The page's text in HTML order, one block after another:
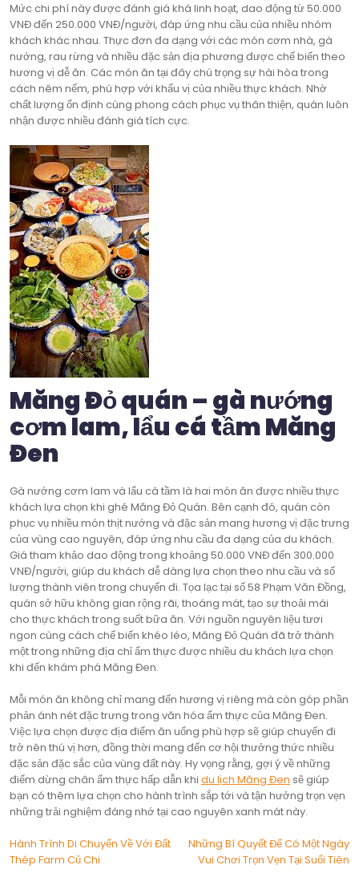
Mức chi phí này được đánh giá khá linh hoạt, dao động từ 50.000
VNĐ đến 250.000 VNĐ/người, đáp ứng nhu cầu của nhiều nhóm
khách khác nhau. Thực đơn đa dạng với các món cơm nhà, gà
nướng, rau rừng và nhiều đặc sản địa phương được chế biến theo
hương vị dễ ăn. Các món ăn tại đây chú trọng sự hài hòa trong
cách nêm nếm, phù hợp với khẩu vị của nhiều thực khách. Nhờ
chất lượng ổn định cùng phong cách phục vụ thân thiện, quán luôn
nhận được nhiều đánh giá tích cực.
Măng Đỏ quán – gà nướng
cơm lam, lẩu cá tầm Măng
Đen
Gà nướng cơm lam và lẩu cá tầm là hai món ăn được nhiều thực
khách lựa chọn khi ghé Măng Đỏ Quán. Bên cạnh đó, quán còn
phục vụ nhiều món thịt nướng và đặc sản mang hương vị đặc trưng
của vùng cao nguyên, đáp ứng nhu cầu đa dạng của du khách.
Giá tham khảo dao động trong khoảng 50.000 VNĐ đến 300.000
VNĐ/người, giúp du khách dễ dàng lựa chọn theo nhu cầu và số
lượng thành viên trong chuyến đi. Tọa lạc tại số 58 Phạm Văn Đồng,
quán sở hữu không gian rộng rãi, thoáng mát, tạo sự thoải mái
cho thực khách trong suốt bữa ăn. Với nguồn nguyên liệu tươi
ngon cùng cách chế biến khéo léo, Măng Đỏ Quán đã trở thành
một trong những địa chỉ ẩm thực được nhiều du khách lựa chọn
khi đến khám phá Măng Đen.
Mỗi món ăn không chỉ mang đến hương vị riêng mà còn góp phần
phản ánh nét đặc trưng trong văn hóa ẩm thực của Măng Đen.
Việc lựa chọn được địa điểm ăn uống phù hợp sẽ giúp chuyến đi
trở nên thú vị hơn, đồng thời mang đến cơ hội thưởng thức nhiều
đặc sản đặc sắc của vùng đất này. Hy vọng rằng, gợi ý về những
điểm dừng chân ẩm thực hấp dẫn khi du lịch Măng Đen sẽ giúp
bạn có thêm lựa chọn cho hành trình sắp tới và tận hưởng trọn vẹn
những trải nghiệm đáng nhớ tại cao nguyên xanh mát này.
Điều
Hành Trình Di Chuyển Về Với Đất
Thép Farm Củ Chi
Những Bí Quyết Để Có Một Ngày
Vui Chơi Trọn Vẹn Tại Suối Tiên